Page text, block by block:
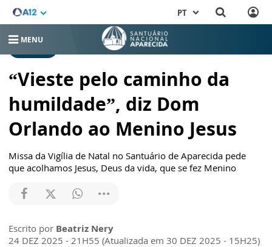
PT
MENU
“Vieste pelo caminho da
humildade”, diz Dom
Orlando ao Menino Jesus
Missa da Vigília de Natal no Santuário de Aparecida pede
que acolhamos Jesus, Deus da vida, que se fez Menino
Escrito por Beatriz Nery
24 DEZ 2025 - 21H55 (Atualizada em 30 DEZ 2025 - 15H25)